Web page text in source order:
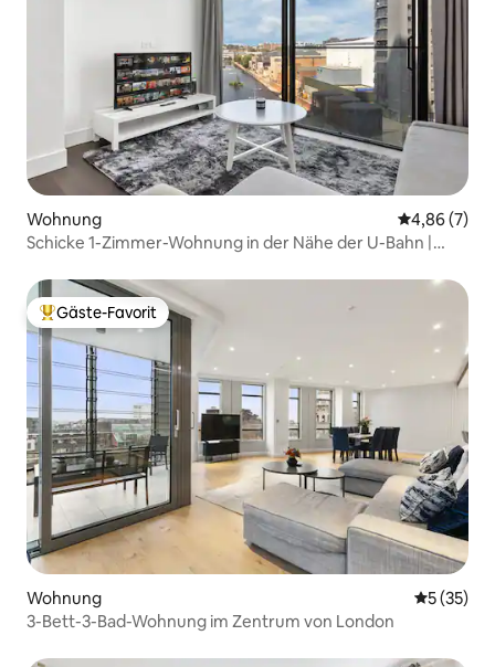
Wohnung
4,86 (7)
Schicke 1-Zimmer-Wohnung in der Nähe der U-Bahn |
Beliebter Gäste-Favorit.
Gäste-Favorit
Wohnung
5 (35)
3-Bett-3-Bad-Wohnung im Zentrum von London